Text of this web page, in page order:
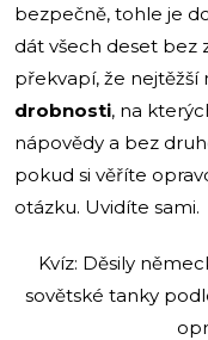
bezpečně, tohle je
dát všech deset bez
překvapí, že nejtěžší
drobnosti, na
nápovědy a bez
pokud si věříte
otázku. Uvidíte sami.
Kvíz: Děsily
sovětské tanky